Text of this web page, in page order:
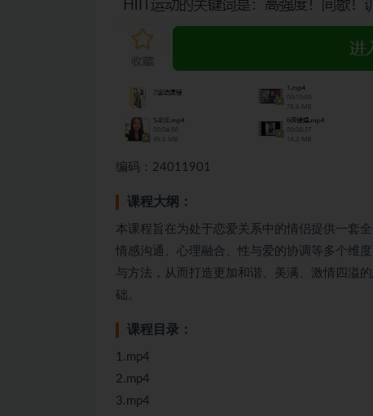
编码：24011901
课程大纲：
本课程旨在为处于恋爱关系中的情侣提供一套
情感沟通、心理融合、性与爱的协调等多个维
与方法，从而打造更加和谐、美满、激情四溢
础。
课程目录：
1.mp4
2.mp4
3.mp4